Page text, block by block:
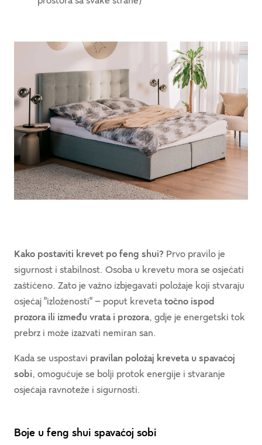
Kako postaviti krevet po feng shui? Prvo pravilo je
sigurnost i stabilnost. Osoba u krevetu mora se osjećati
zaštićeno. Zato je važno izbjegavati položaje koji stvaraju
osjećaj "izloženosti" – poput kreveta točno ispod
prozora ili između vrata i prozora, gdje je energetski tok
prebrz i može izazvati nemiran san.
Kada se uspostavi pravilan položaj kreveta u spavaćoj
sobi, omogućuje se bolji protok energije i stvaranje
osjećaja ravnoteže i sigurnosti.
Boje u feng shui spavaćoj sobi